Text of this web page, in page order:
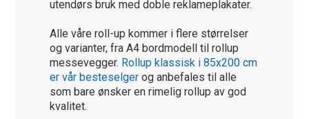
utendørs bruk med doble reklameplakater.
Alle våre roll-up kommer i flere størrelser
og varianter, fra A4 bordmodell til rollup
messevegger. Rollup klassisk i 85x200 cm
er vår besteselgerog anbefales til alle
som bare ønsker en rimelig rollup av god
kvalitet.